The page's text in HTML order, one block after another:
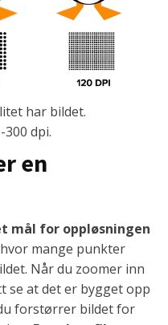
har bildet.
dpi.
en
mål for oppløsningen
mange punkter
Når du zoomer inn
se at det er bygget opp
forstørrer bildet for